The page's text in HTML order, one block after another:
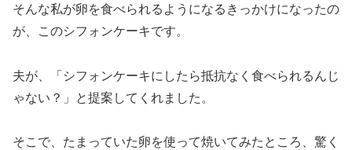
そんな私が卵を食べられるようになるきっかけになったの
が、このシフォンケーキです。
夫が、「シフォンケーキにしたら抵抗なく食べられるんじ
ゃない？」と提案してくれました。
そこで、たまっていた卵を使って焼いてみたところ、驚く